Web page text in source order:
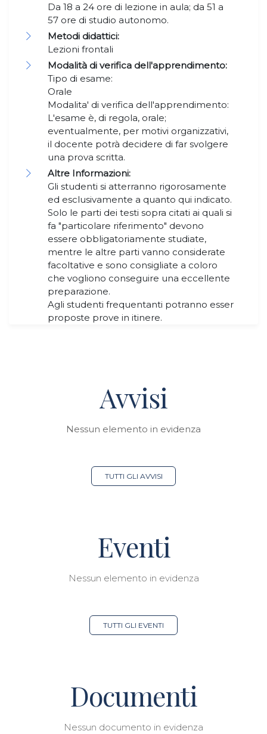
Da 18 a 24 ore di lezione in aula; da 51 a
57 ore di studio autonomo.
Metodi didattici:
Lezioni frontali
Modalità di verifica dell'apprendimento:
Tipo di esame:
Orale
Modalita' di verifica dell'apprendimento:
L'esame è, di regola, orale;
eventualmente, per motivi organizzativi,
il docente potrà decidere di far svolgere
una prova scritta.
Altre Informazioni:
Gli studenti si atterranno rigorosamente
ed esclusivamente a quanto qui indicato.
Solo le parti dei testi sopra citati ai quali si
fa "particolare riferimento" devono
essere obbligatoriamente studiate,
mentre le altre parti vanno considerate
facoltative e sono consigliate a coloro
che vogliono conseguire una eccellente
preparazione.
Agli studenti frequentanti potranno esser
proposte prove in itinere.
Avvisi
Nessun elemento in evidenza
TUTTI GLI AVVISI
Eventi
Nessun elemento in evidenza
TUTTI GLI EVENTI
Documenti
Nessun documento in evidenza